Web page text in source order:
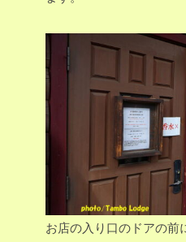
お店の入り口のドアの前